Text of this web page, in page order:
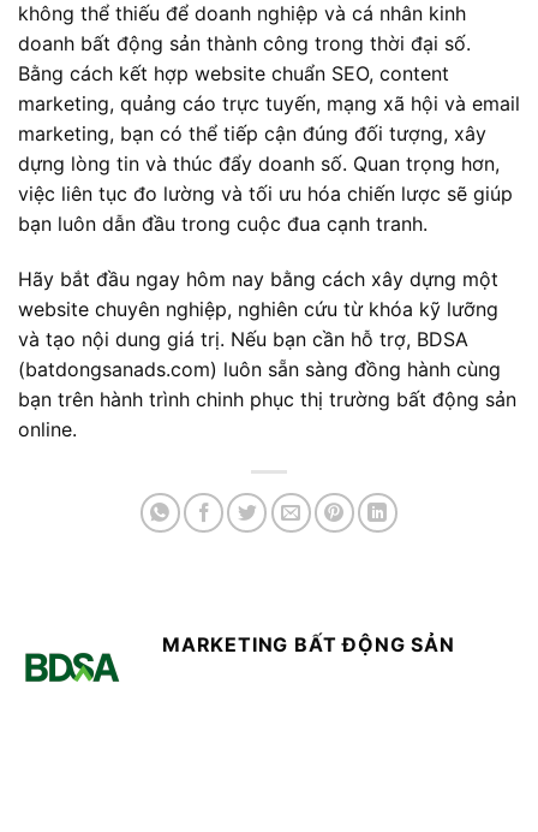
không thể thiếu để doanh nghiệp và cá nhân kinh
doanh bất động sản thành công trong thời đại số.
Bằng cách kết hợp website chuẩn SEO, content
marketing, quảng cáo trực tuyến, mạng xã hội và email
marketing, bạn có thể tiếp cận đúng đối tượng, xây
dựng lòng tin và thúc đẩy doanh số. Quan trọng hơn,
việc liên tục đo lường và tối ưu hóa chiến lược sẽ giúp
bạn luôn dẫn đầu trong cuộc đua cạnh tranh.
Hãy bắt đầu ngay hôm nay bằng cách xây dựng một
website chuyên nghiệp, nghiên cứu từ khóa kỹ lưỡng
và tạo nội dung giá trị. Nếu bạn cần hỗ trợ, BDSA
(batdongsanads.com) luôn sẵn sàng đồng hành cùng
bạn trên hành trình chinh phục thị trường bất động sản
online.
MARKETING BẤT ĐỘNG SẢN